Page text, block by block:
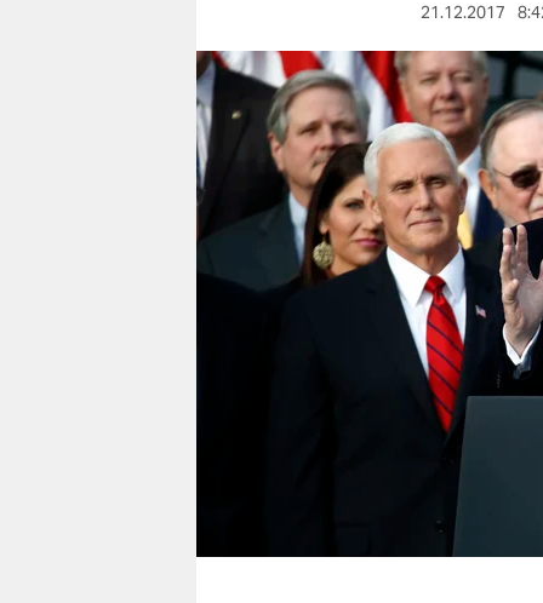
berlin
nord
wahrheit
verlag
verlag
genossenschaft
21.12.2017